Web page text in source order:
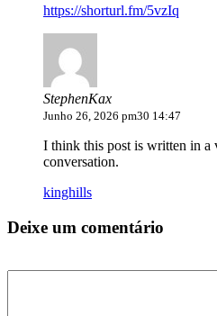
https://shorturl.fm/5vzIq
StephenKax
Junho 26, 2026 pm30 14:47
I think this post is written in a
conversation.
kinghills
Deixe um comentário